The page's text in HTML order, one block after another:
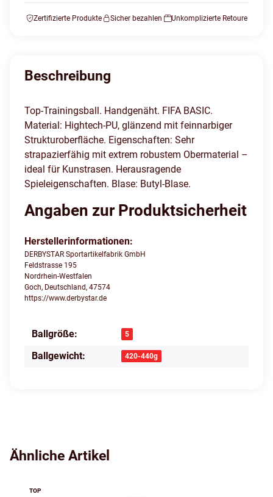
Zertifizierte Produkte Sicher bezahlen Unkomplizierte Retoure
Beschreibung
Top-Trainingsball. Handgenäht. FIFA BASIC.
Material: Hightech-PU, glänzend mit feinnarbiger
Strukturoberfläche. Eigenschaften: Sehr
strapazierfähig mit extrem robustem Obermaterial –
ideal für Kunstrasen. Herausragende
Spieleigenschaften. Blase: Butyl-Blase.
Angaben zur Produktsicherheit
Herstellerinformationen:
DERBYSTAR Sportartikelfabrik GmbH
Feldstrasse 195
Nordrhein-Westfalen
Goch, Deutschland, 47574
https://www.derbystar.de
Produkteigenschaft
Wert
Ballgröße: 5
Ballgewicht: 420-440g
Ähnliche Artikel
TOP